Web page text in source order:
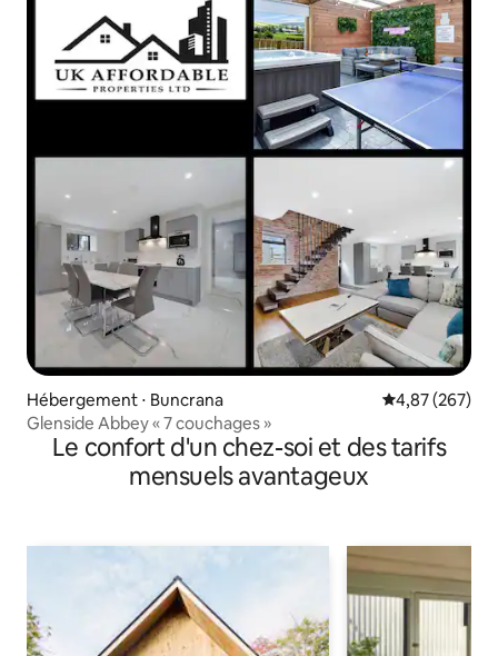
Hébergement ⋅ Buncrana Évaluation
4,87 (267)
Glenside Abbey « 7 couchages »
Le confort d'un chez-soi et des tarifs
mensuels avantageux